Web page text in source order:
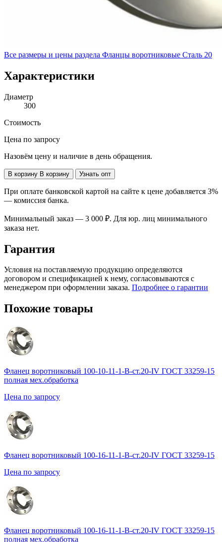
Все размеры и цены раздела Фланцы воротниковые Сталь 20
Характеристики
Диаметр
300
Стоимость
Цена по запросу
Назовём цену и наличие в день обращения.
В корзину В корзину Узнать опт
При оплате банковской картой на сайте к цене добавляется 3%
— комиссия банка.
Минимальный заказ — 3 000 ₽. Для юр. лиц минимального
заказа нет.
Гарантия
Условия на поставляемую продукцию определяются
договором и спецификацией к нему, согласовываются с
менеджером при оформлении заказа. Подробнее о гарантии
Похожие товары
Фланец воротниковый 100-10-11-1-B-ст.20-IV ГОСТ 33259-15
полная мех.обработка
Цена по запросу
Фланец воротниковый 100-16-11-1-B-ст.20-IV ГОСТ 33259-15
Цена по запросу
Фланец воротниковый 100-16-11-1-B-ст.20-IV ГОСТ 33259-15
полная мех.обработка